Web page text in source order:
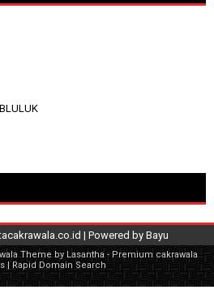
| Powered by Bayu
Theme by Lasantha-Premium cakrawala
|Rapid Domain Search